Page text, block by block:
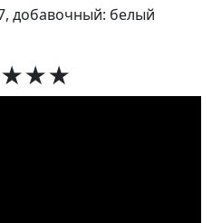
добавочный: белый